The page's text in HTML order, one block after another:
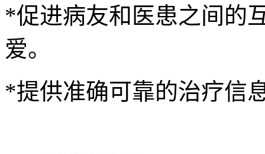
*促进病友和医患之间的
爱。
*提供准确可靠的治疗信